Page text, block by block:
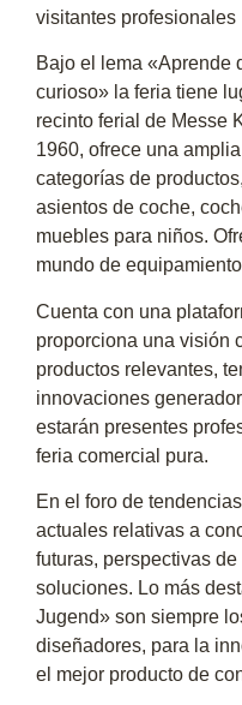
visitantes profesionales
Bajo el lema «Aprende
curioso» la feria tiene
recinto ferial de Messe
1960, ofrece una
categorías de
asientos de coche,
muebles para niños.
mundo de
Cuenta con una
proporciona una visión
productos relevantes,
innovaciones
estarán presentes
feria comercial pura.
En el foro de
actuales relativas a
futuras, perspectivas
soluciones. Lo más
Jugend» son siempre
diseñadores, para la
el mejor producto de